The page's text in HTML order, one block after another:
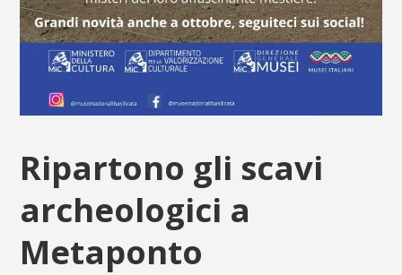
Ripartono gli scavi
archeologici a
Metaponto